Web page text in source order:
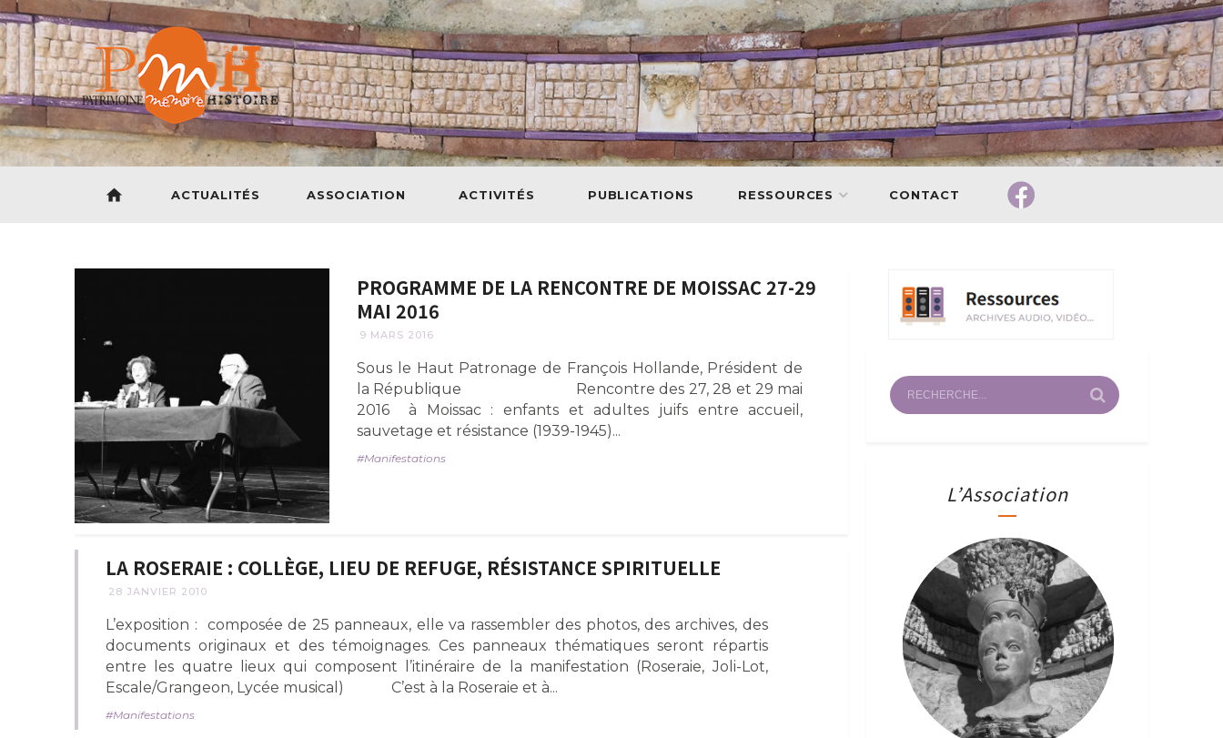
home ACTUALITÉS ASSOCIATION ACTIVITÉS PUBLICATIONS RESSOURCES CONTACT
PROGRAMME DE LA RENCONTRE DE MOISSAC 27-29
MAI 2016
9 MARS 2016
Sous le Haut Patronage de François Hollande, Président de
la République Rencontre des 27, 28 et 29 mai
2016 à Moissac : enfants et adultes juifs entre accueil,
sauvetage et résistance (1939-1945)...
Manifestations
LA ROSERAIE : COLLÈGE, LIEU DE REFUGE, RÉSISTANCE SPIRITUELLE
28 JANVIER 2010
L’exposition : composée de 25 panneaux, elle va rassembler des photos, des archives, des
documents originaux et des témoignages. Ces panneaux thématiques seront répartis
entre les quatre lieux qui composent l’itinéraire de la manifestation (Roseraie, Joli-Lot,
Escale/Grangeon, Lycée musical) C’est à la Roseraie et à...
Manifestations
L’Association